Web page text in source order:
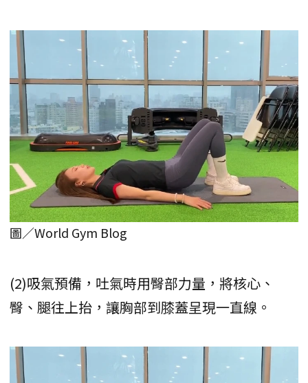
圖／World Gym Blog
(2)吸氣預備，吐氣時用臀部力量，將核心、
臀、腿往上抬，讓胸部到膝蓋呈現一直線。